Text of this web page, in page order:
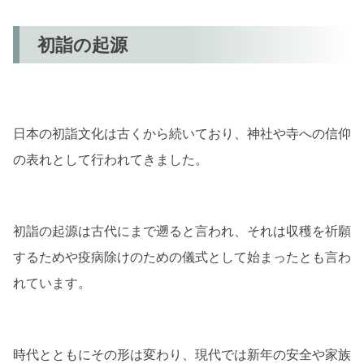
初詣の起源
日本の初詣文化は古くから続いており、神社や寺への信仰
の表れとして行われてきました。
初詣の起源は古代にまで遡ると言われ、それは収穫を祈願
するためや疫病除けのための儀式として始まったとも言わ
れています。
時代とともにその形は変わり、現代では新年の安全や家族